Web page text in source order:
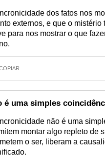
dos fatos nos
externos, e que o
para nos mostrar o que
é uma simples
não é uma
montar algo repleto de
o ser, liberam a